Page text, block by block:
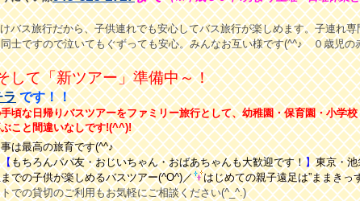
バス旅行だから、子供連れでも安心してバス旅行が楽しめます。子連れ
士ですので泣いてもぐずっても安心。みんなお互い様です(^^♪ ０歳児の
して「新ツアー」準備中～！
ラです！！
頃な日帰りバスツアーをファミリー旅行として、幼稚園・保育園・小学
こと間違いなしです!(^^)!
は最高の旅育です(^^♪
【もちろんパパ友・おじいちゃん・おばあちゃんも大歓迎です！】東京・
での子供が楽しめるバスツアー(^O^)／
はじめての親子遠足は”ままきっ
での貸切のご利用もお気軽にご相談ください(^_^.)